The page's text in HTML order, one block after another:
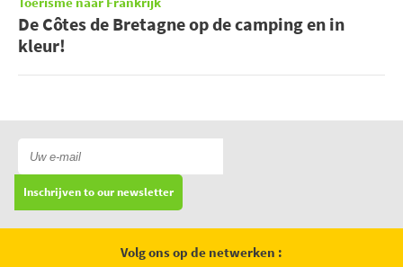
De Côtes de Bretagne op de camping en in
kleur!
Inschrijven to our newsletter
Volg ons op de netwerken :